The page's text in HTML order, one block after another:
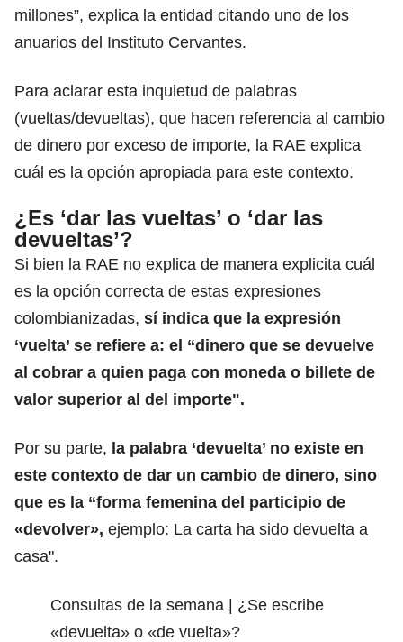
millones”, explica la entidad citando uno de los
anuarios del Instituto Cervantes.
Para aclarar esta inquietud de palabras
(vueltas/devueltas), que hacen referencia al cambio
de dinero por exceso de importe, la RAE explica
cuál es la opción apropiada para este contexto.
¿Es ‘dar las vueltas’ o ‘dar las
devueltas’?
Si bien la RAE no explica de manera explicita cuál
es la opción correcta de estas expresiones
colombianizadas, sí indica que la expresión
‘vuelta’ se refiere a: el “dinero que se devuelve
al cobrar a quien paga con moneda o billete de
valor superior al del importe".
Por su parte, la palabra ‘devuelta’ no existe en
este contexto de dar un cambio de dinero, sino
que es la “forma femenina del participio de
«devolver», ejemplo: La carta ha sido devuelta a
casa".
Consultas de la semana | ¿Se escribe
«devuelta» o «de vuelta»?